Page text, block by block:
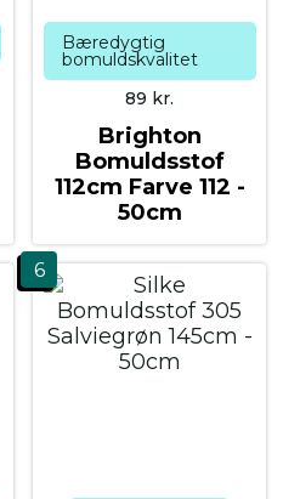
Bæredygtig
bomuldskvalitet
Brighton
Bomuldsstof
112cm Farve 112 -
50cm
89 kr.
6